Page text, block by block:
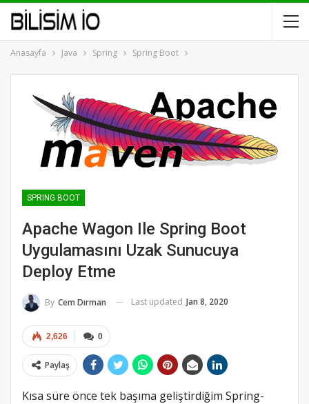
Anasayfa Java Spring Spring Boot
SPRING BOOT
Apache Wagon Ile Spring Boot
Uygulamasını Uzak Sunucuya
Deploy Etme
By Cem Dırman Last updated Jan 8, 2020
0
2,626
Paylaş
Kısa süre önce tek başıma geliştirdiğim Spring-